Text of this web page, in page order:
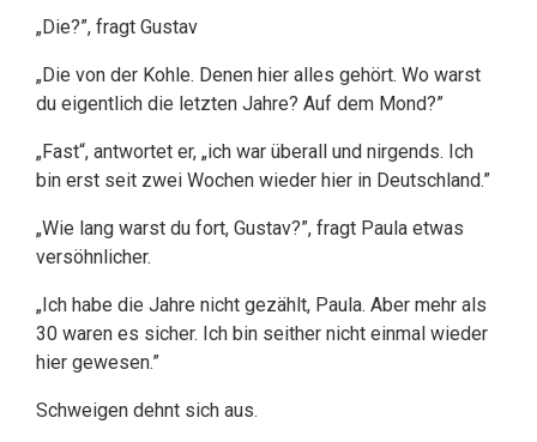
„Die?”, fragt Gustav
„Die von der Kohle. Denen hier alles gehört. Wo warst
du eigentlich die letzten Jahre? Auf dem Mond?”
„Fast“, antwortet er, „ich war überall und nirgends. Ich
bin erst seit zwei Wochen wieder hier in Deutschland.”
„Wie lang warst du fort, Gustav?”, fragt Paula etwas
versöhnlicher.
„Ich habe die Jahre nicht gezählt, Paula. Aber mehr als
30 waren es sicher. Ich bin seither nicht einmal wieder
hier gewesen.”
Schweigen dehnt sich aus.